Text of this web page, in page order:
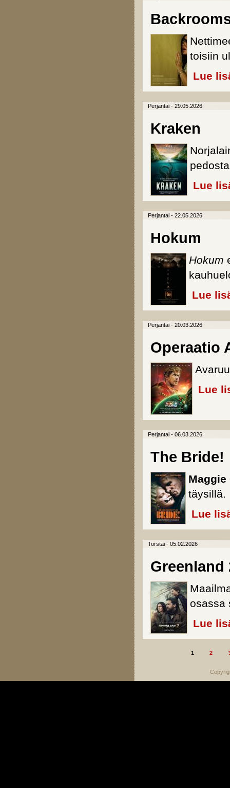
toisiin
Lue
Perjantai - 29.05.2026
Kraken
Lue
Perjantai - 22.05.2026
Hokum
Hokum
Lue
Perjantai - 20.03.2026
Operaatio
Lue
Perjantai - 06.03.2026
The Bride!
täysillä.
Lue
Torstai - 05.02.2026
osassa
Lue
1 2